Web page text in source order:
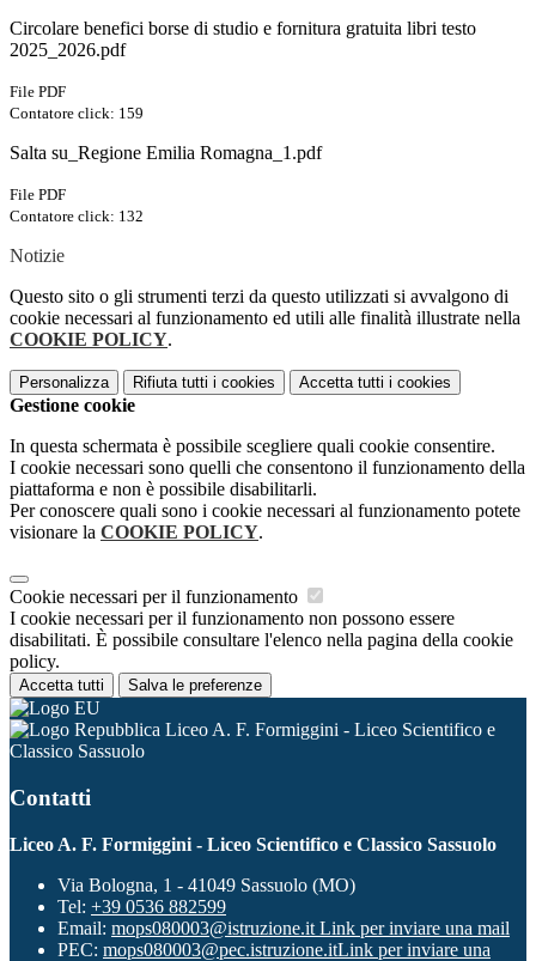
Circolare benefici borse di studio e fornitura gratuita libri testo
2025_2026.pdf
File PDF
Contatore click: 159
Salta su_Regione Emilia Romagna_1.pdf
File PDF
Contatore click: 132
Notizie
Questo sito o gli strumenti terzi da questo utilizzati si avvalgono di
cookie necessari al funzionamento ed utili alle finalità illustrate nella
COOKIE POLICY.
Personalizza Rifiuta tutti i cookies Accetta tutti i cookies
Gestione cookie
In questa schermata è possibile scegliere quali cookie consentire.
I cookie necessari sono quelli che consentono il funzionamento della
piattaforma e non è possibile disabilitarli.
Per conoscere quali sono i cookie necessari al funzionamento potete
visionare la COOKIE POLICY.
Cookie necessari per il funzionamento
I cookie necessari per il funzionamento non possono essere
disabilitati. È possibile consultare l'elenco nella pagina della cookie
policy.
Accetta tutti Salva le preferenze
Liceo A. F. Formiggini - Liceo Scientifico e
Classico Sassuolo
Contatti
Liceo A. F. Formiggini - Liceo Scientifico e Classico Sassuolo
Via Bologna, 1 - 41049 Sassuolo (MO)
Tel: +39 0536 882599
Email: mops080003@istruzione.it Link per inviare una mail
PEC: mops080003@pec.istruzione.itLink per inviare una